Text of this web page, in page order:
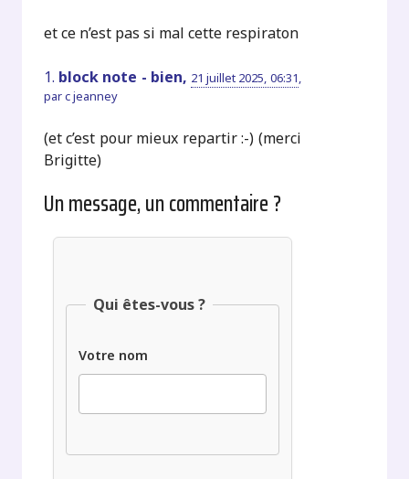
et ce n’est pas si mal cette respiraton
1. block note - bien, 21 juillet 2025, 06:31,
parc jeanney
(et c’est pour mieux repartir :-) (merci
Brigitte)
Un message, un commentaire ?
Qui êtes-vous ?
Votre nom